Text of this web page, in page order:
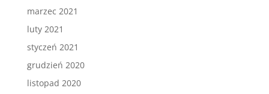
marzec 2021
luty 2021
styczeń 2021
grudzień 2020
listopad 2020